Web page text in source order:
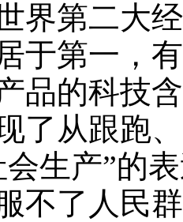
界第二大
于第一，
品的科技
了从跟跑
会生产”的
不了人民